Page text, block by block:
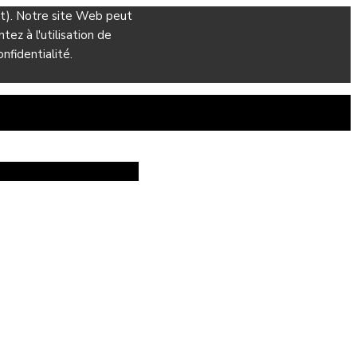
Notre site Web peut
à l'utilisation de